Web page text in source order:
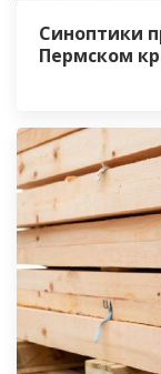
Синоптики
Пермском